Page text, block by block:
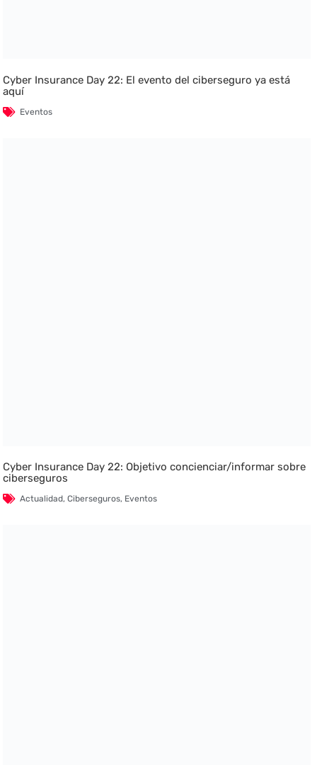
Cyber Insurance Day 22: El evento del ciberseguro ya está
aquí
Eventos
Cyber Insurance Day 22: Objetivo concienciar/informar sobre
ciberseguros
Actualidad,Ciberseguros, Eventos